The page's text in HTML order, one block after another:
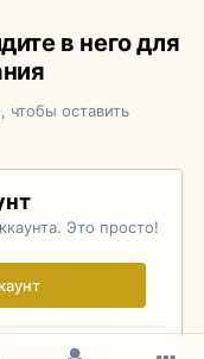
в него для
оставить
Это просто!